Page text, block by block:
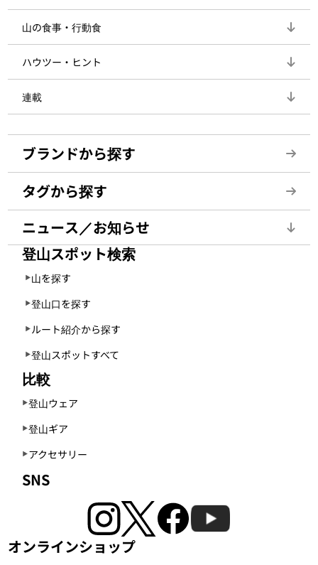
山の食事・行動食
ハウツー・ヒント
連載
ブランドから探す
タグから探す
ニュース／お知らせ
登山スポット検索
山を探す
登山口を探す
ルート紹介から探す
登山スポットすべて
比較
登山ウェア
登山ギア
アクセサリー
SNS
オンラインショップ